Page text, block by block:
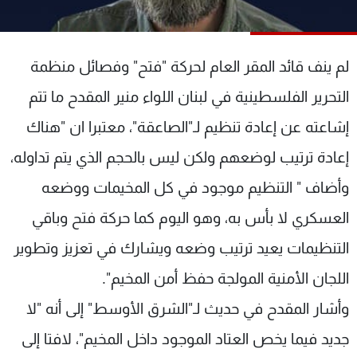
لم ينف قائد المقر العام لحركة "فتح" وفصائل منظمة
التحرير الفلسطينية في لبنان اللواء منير المقدح ما تتم
إشاعته عن إعادة تنظيم لـ"الصاعقة"، معتبرا ان "هناك
إعادة ترتيب لوضعهم ولكن ليس بالحجم الذي يتم تداوله،
وأضاف " التنظيم موجود في كل المخيمات ووضعه
العسكري لا بأس به، وهو اليوم كما حركة فتح وباقي
التنظيمات يعيد ترتيب وضعه ويشارك في تعزيز وتطوير
اللجان الأمنية المولجة حفظ أمن المخيم".
وأشار المقدح في حديث لـ"الشرق الأوسط" إلى أنه "لا
جديد فيما يخص العتاد الموجود داخل المخيم"، لافتا إلى
شاهد البرامج
الترددات
عن MTV
الإنـتـاج
لاعلاناتكم
وظائف
تواصل معنا
شروط الإسـتخدام